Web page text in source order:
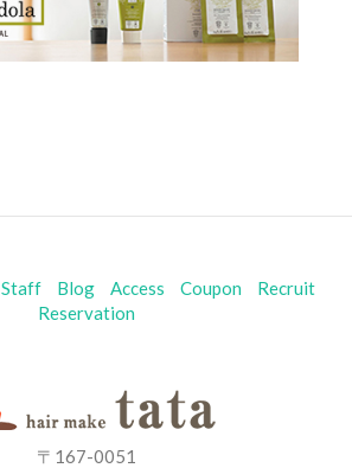
Staff Blog Access Coupon
Recruit
Reservation
〒167-0051